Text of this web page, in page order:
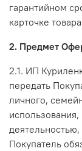
гарантийном
карточке
2. Предмет
2.1. ИП
передать
личного,
Покупатель